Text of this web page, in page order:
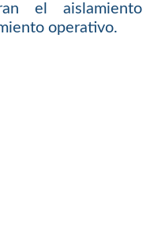
el aislamiento
operativo.